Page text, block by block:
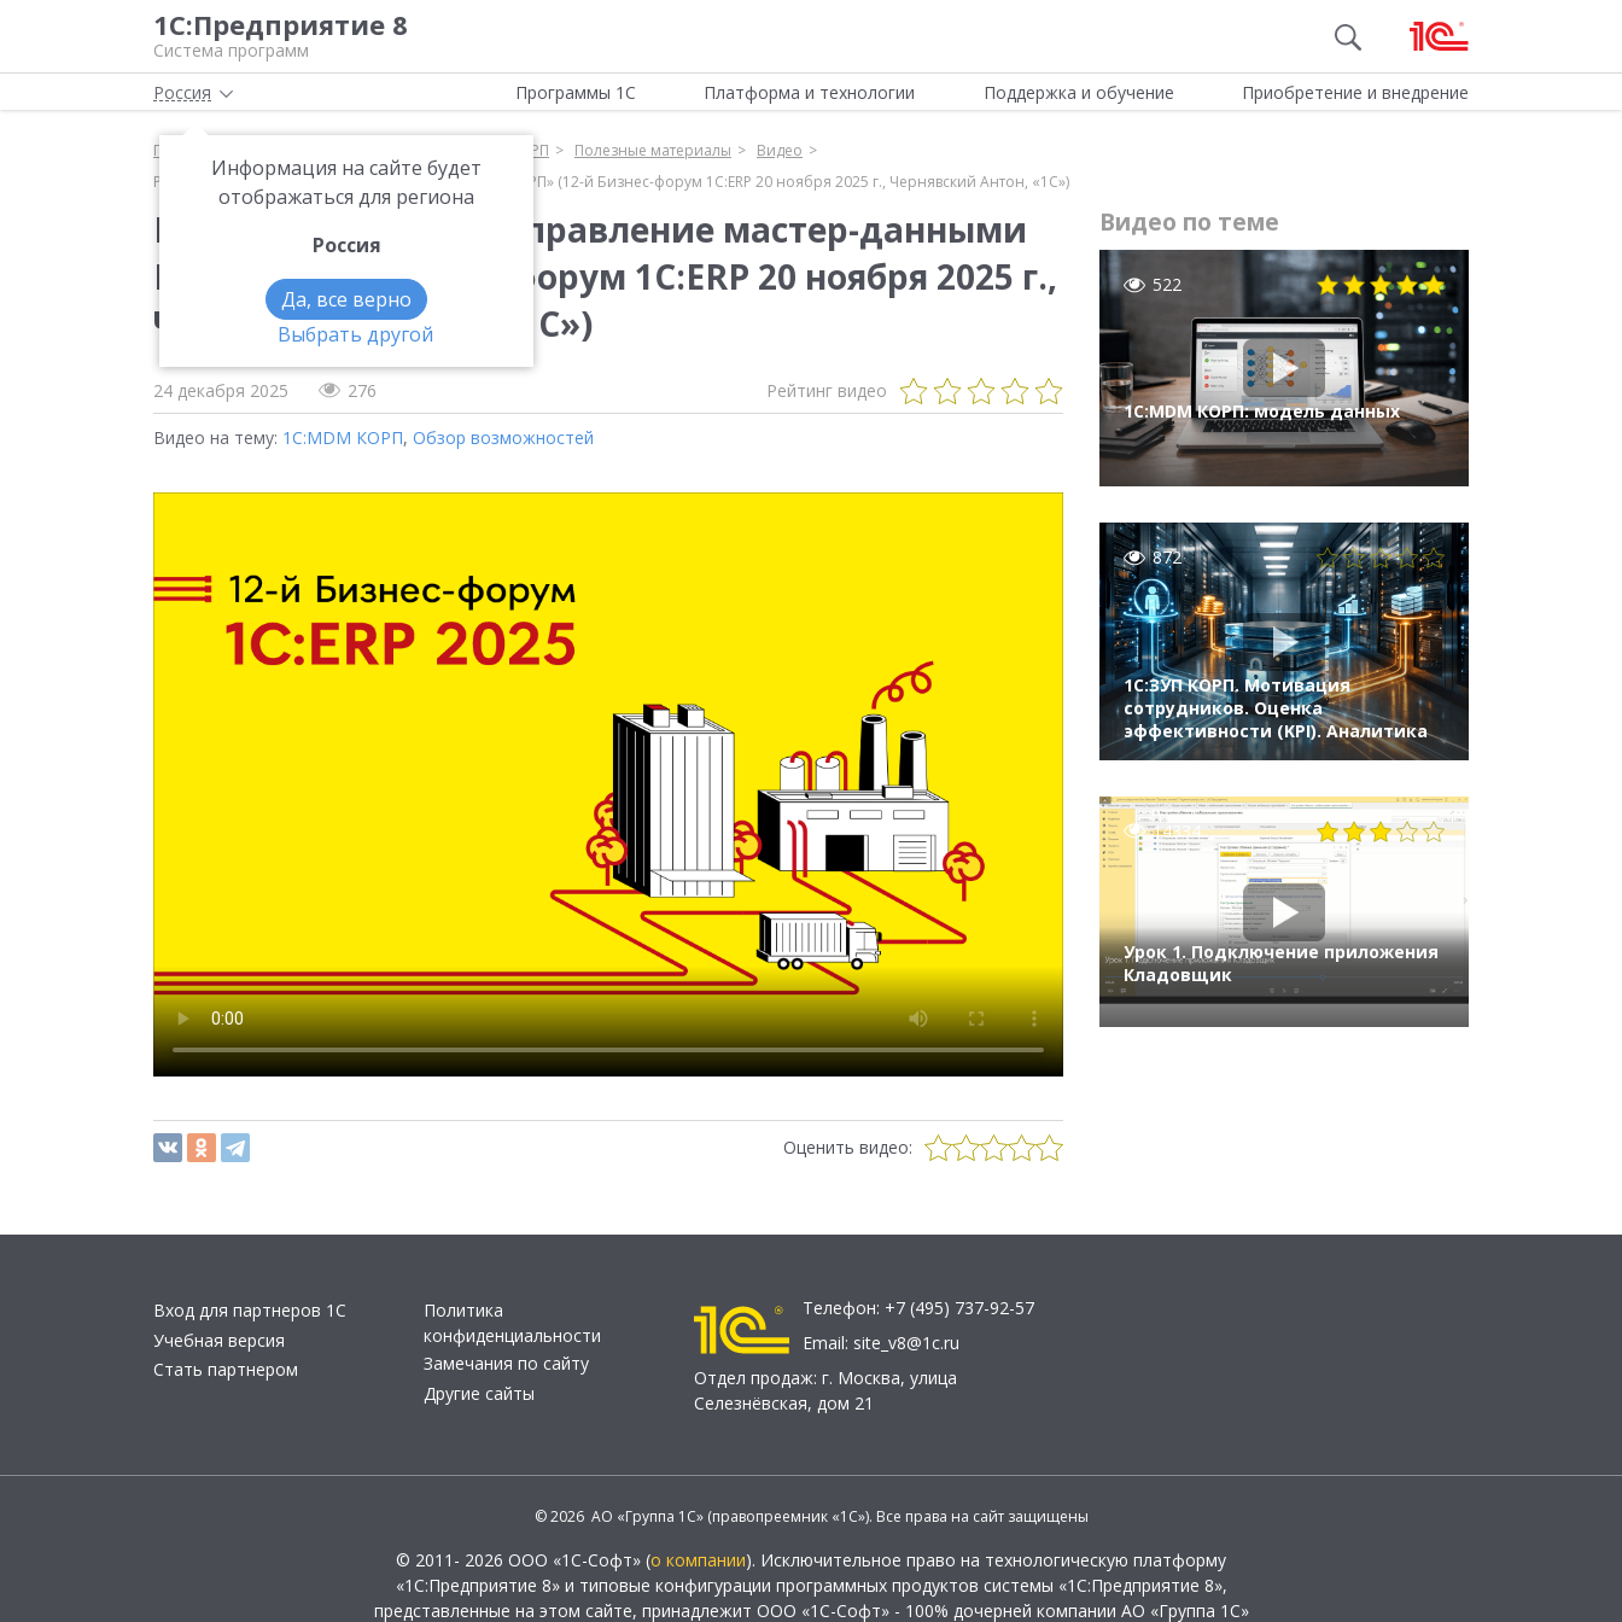
1С:Предприятие 8
Система программ
Россия
Информация на сайте будет
отображаться для региона
Россия
Да, все верно
Выбрать другой
Программы 1С Платформа и технологии Поддержка и обучение Приобретение и внедрение
Главная 1С:MDM КОРП Полезные материалы
Видео
Развитие «1С:MDM Управление мастер-данными КОРП» (12-й Бизнес-форум 1С:ERP 20 ноября 2025 г., Чернявский Антон, «1С»)
Развитие «1С:MDM Управление мастер-данными
КОРП» (12-й Бизнес-форум 1С:ERP 20 ноября 2025 г.,
Чернявский Антон, «1С»)
24 декабря 2025 276 Рейтинг видео
Видео на тему: 1С:MDM КОРП, Обзор возможностей
Оценить видео:
Видео по теме
522
1С:MDM КОРП: модель данных
872
1С:ЗУП КОРП. Мотивация
сотрудников. Оценка
эффективности (KPI). Аналитика
14334
Урок 1. Подключение приложения
Кладовщик
Вход для партнеров 1С
Учебная версия
Стать партнером
Политика
конфиденциальности
Замечания по сайту
Другие сайты
Телефон: +7 (495) 737-92-57
Email: site_v8@1c.ru
Отдел продаж: г. Москва, улица
Селезнёвская, дом 21
© 2026 АО «Группа 1С» (правопреемник «1С»). Все права на сайт защищены
© 2011- 2026 ООО «1С-Софт» (о компании). Исключительное право на технологическую платформу
«1С:Предприятие 8» и типовые конфигурации программных продуктов системы «1С:Предприятие 8»,
представленные на этом сайте, принадлежит ООО «1С-Софт» - 100% дочерней компании АО «Группа 1С»